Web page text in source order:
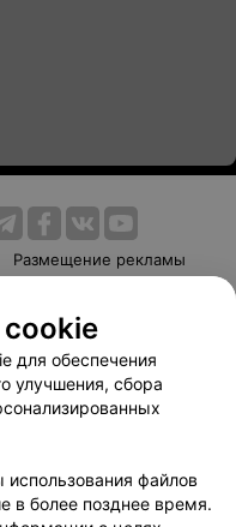
Размещение рекламы
Способы оплаты
103.by
данных
для обеспечения
улучшения, сбора
файлов
в более позднее время.